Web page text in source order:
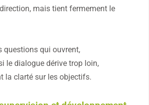
mais tient fermement le
questions qui ouvrent,
le dialogue dérive trop loin,
la clarté sur les objectifs.